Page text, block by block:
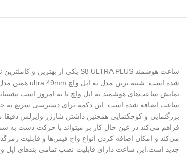
ساعت اضافه شده است. این دکمه برای دسترسی سریع به
بزرگنمایی و کوچکنمایی همچنین داشتن شارژر وایرلس
می‌کند و امکان اضافه کردن انواع واچ فیس‌ها و قابلیت
جدید است.این ساعت دارای قابلیت نصب تمامی بندهای اپل‌